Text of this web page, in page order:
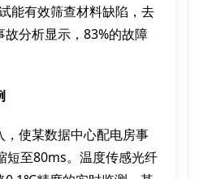
能有效筛查材料缺陷，去
分析显示，83%的故障
，使某数据中心配电房事
短至80ms。温度传感光纤